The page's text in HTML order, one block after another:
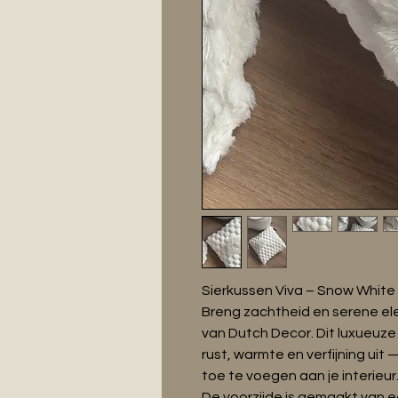
Sierkussen Viva – Snow White
Breng zachtheid en serene
van Dutch Decor. Dit
rust, warmte en verfijning uit
toe te voegen aan je interieur.